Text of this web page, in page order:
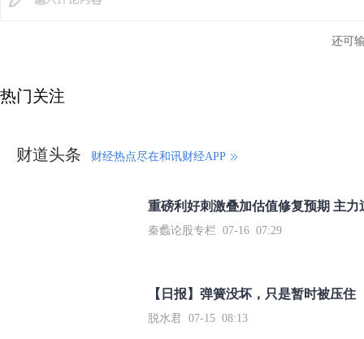
还可
热门关注
财道头条 财经热点尽在和讯财经APP
秦蠡论股专栏 07-16 07:29
【日报】弹簧没坏，只是暂时被压住
脱水君 07-15 08:13